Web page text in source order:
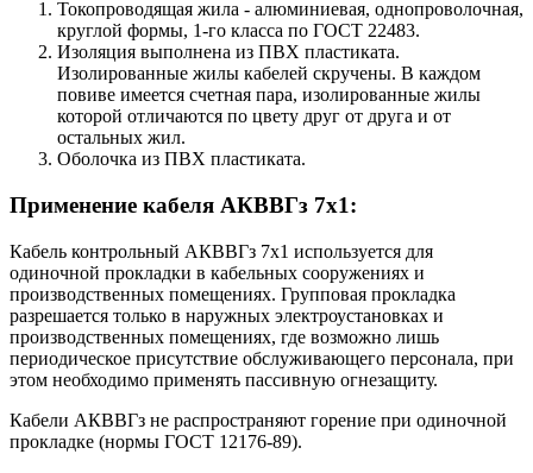
Токопроводящая жила - алюминиевая, однопроволочная,
круглой формы, 1-го класса по ГОСТ 22483.
Изоляция выполнена из ПВХ пластиката.
Изолированные жилы кабелей скручены. В каждом
повиве имеется счетная пара, изолированные жилы
которой отличаются по цвету друг от друга и от
остальных жил.
Оболочка из ПВХ пластиката.
Применение кабеля AКВВГз 7х1:
Кабель контрольный AКВВГз 7х1 используется для
одиночной прокладки в кабельных сооружениях и
производственных помещениях. Групповая прокладка
разрешается только в наружных электроустановках и
производственных помещениях, где возможно лишь
периодическое присутствие обслуживающего персонала, при
этом необходимо применять пассивную огнезащиту.
Кабели АКВВГз не распространяют горение при одиночной
прокладке (нормы ГОСТ 12176-89).